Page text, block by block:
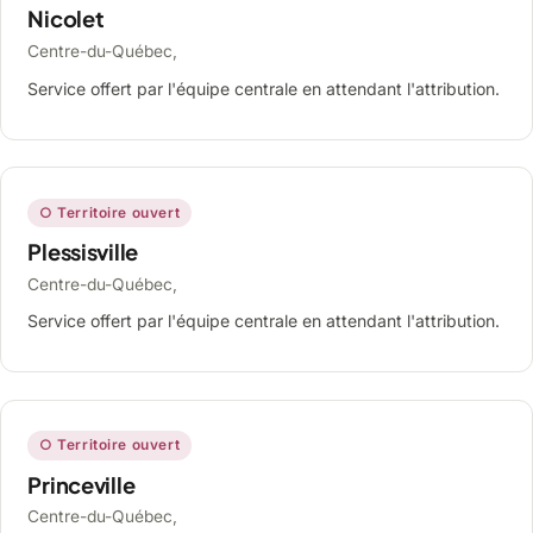
Nicolet
Centre-du-Québec,
Service offert par l'équipe centrale en attendant l'attribution.
○ Territoire ouvert
Plessisville
Centre-du-Québec,
Service offert par l'équipe centrale en attendant l'attribution.
○ Territoire ouvert
Princeville
Centre-du-Québec,